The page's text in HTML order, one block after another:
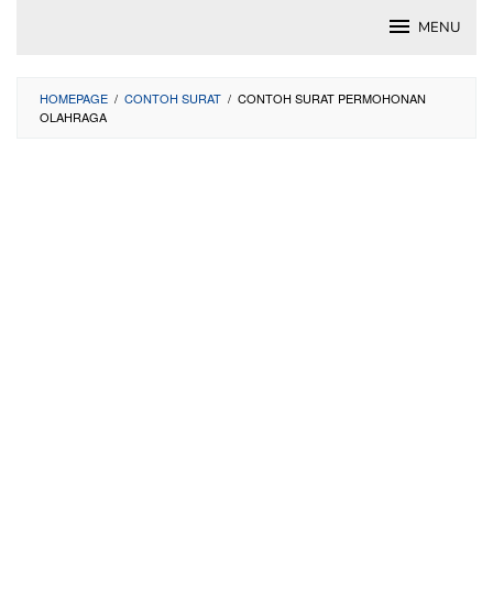
MENU
HOMEPAGE / CONTOH SURAT / CONTOH SURAT PERMOHONAN
OLAHRAGA